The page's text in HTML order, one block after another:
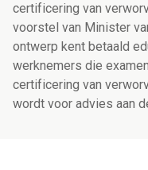
certificering van
voorstel van Minister
ontwerp kent betaald
werknemers die
certificering van
wordt voor advies aan